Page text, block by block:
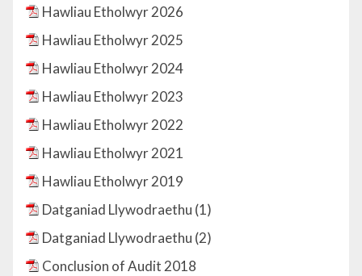
Hawliau Etholwyr 2026
Hawliau Etholwyr 2025
Hawliau Etholwyr 2024
Hawliau Etholwyr 2023
Hawliau Etholwyr 2022
Hawliau Etholwyr 2021
Hawliau Etholwyr 2019
Datganiad Llywodraethu (1)
Datganiad Llywodraethu (2)
Conclusion of Audit 2018